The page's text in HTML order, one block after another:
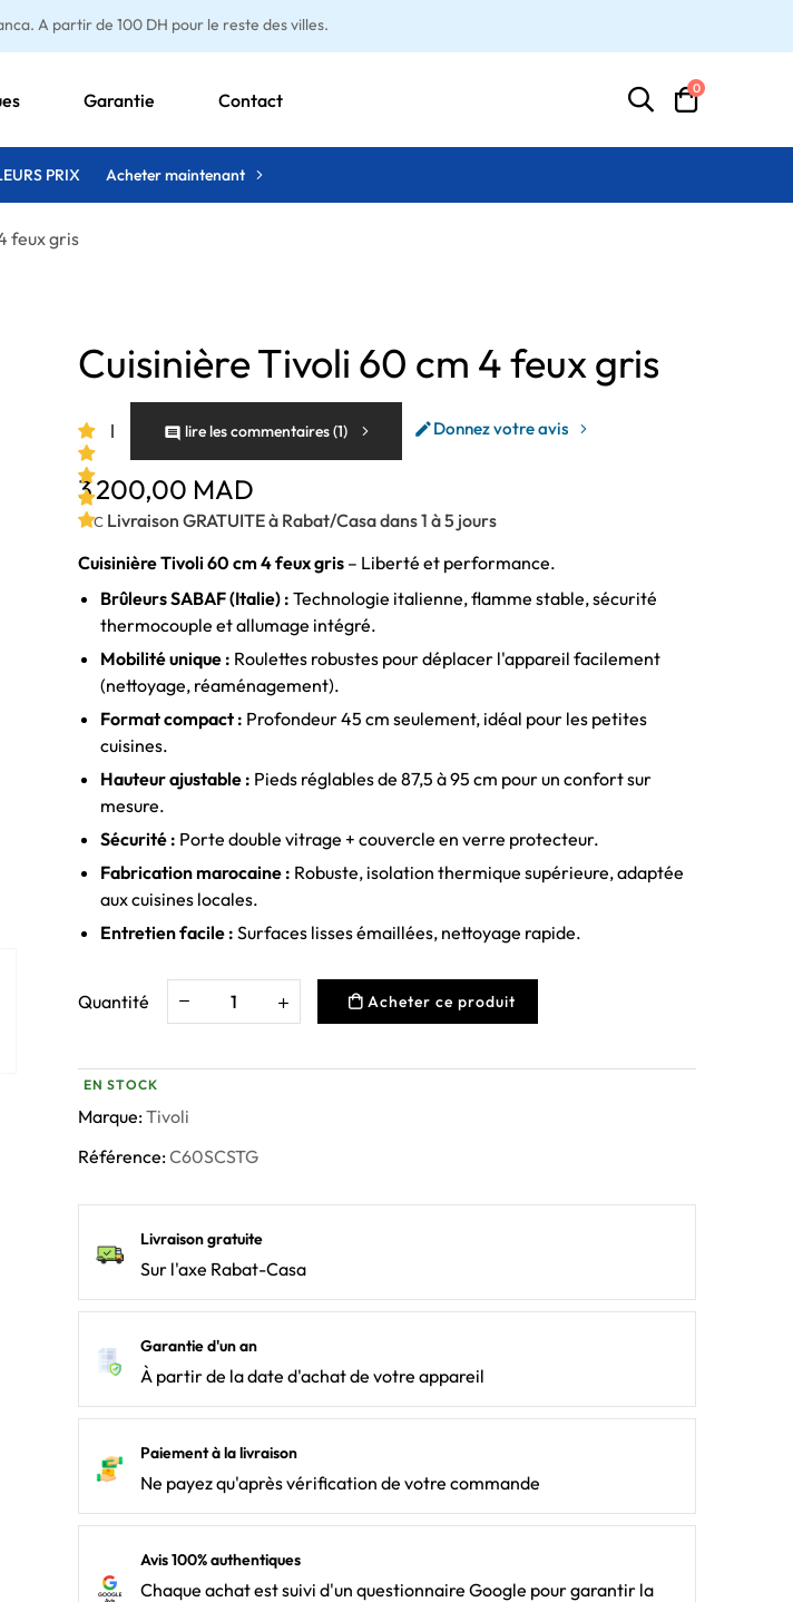
A partir de 100 DH pour le reste des villes.
Garantie Contact
0
PRIX Acheter maintenant
feux gris
Cuisinière Tivoli 60 cm 4 feux gris
 lire les commentaires (1) Donnez votre avis
3 200,00 MAD
TTC Livraison GRATUITE à Rabat/Casa dans 1 à 5 jours
Cuisinière Tivoli 60 cm 4 feux gris – Liberté et performance.
Brûleurs SABAF (Italie) : Technologie italienne, flamme stable, sécurité
thermocouple et allumage intégré.
Mobilité unique : Roulettes robustes pour déplacer l'appareil facilement
(nettoyage, réaménagement).
Format compact : Profondeur 45 cm seulement, idéal pour les petites
cuisines.
Hauteur ajustable : Pieds réglables de 87,5 à 95 cm pour un confort sur
mesure.
Sécurité : Porte double vitrage + couvercle en verre protecteur.
Fabrication marocaine : Robuste, isolation thermique supérieure, adaptée
aux cuisines locales.
Entretien facile : Surfaces lisses émaillées, nettoyage rapide.
Quantité Acheter ce produit
EN STOCK
Marque:Tivoli
Référence:C60SCSTG
Livraison gratuite
Sur l'axe Rabat-Casa
Garantie d'un an
À partir de la date d'achat de votre appareil
Paiement à la livraison
Ne payez qu'après vérification de votre commande
Avis 100% authentiques
Chaque achat est suivi d'un questionnaire Google pour garantir la